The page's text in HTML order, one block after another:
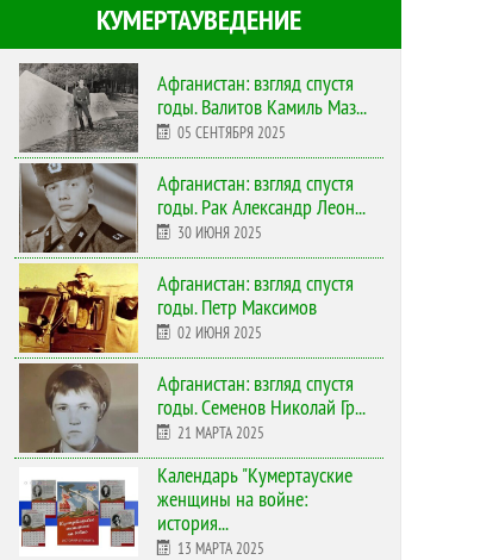
КУМЕРТАУВЕДЕНИЕ
Афганистан: взгляд спустя
годы. Валитов Камиль Маз...
05 СЕНТЯБРЯ 2025
Афганистан: взгляд спустя
годы. Рак Александр Леон...
30 ИЮНЯ 2025
Афганистан: взгляд спустя
годы. Петр Максимов
02 ИЮНЯ 2025
Афганистан: взгляд спустя
годы. Семенов Николай Гр...
21 МАРТА 2025
Календарь "Кумертауские
женщины на войне:
история...
13 МАРТА 2025